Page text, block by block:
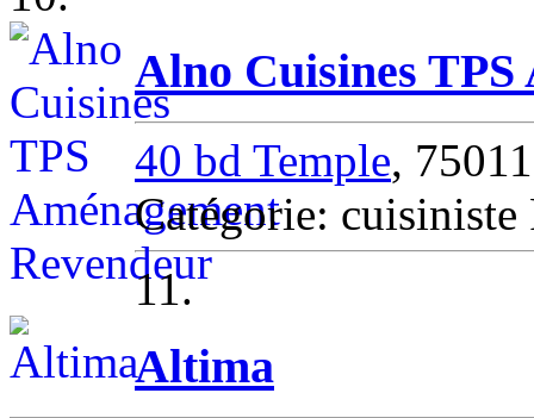
Alno Cuisines TPS
40 bd Temple,
Catégorie: cuisiniste
11.
Altima